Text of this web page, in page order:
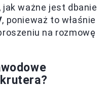
ważne jest dbanie
, ponieważ to właśnie
na rozmowę